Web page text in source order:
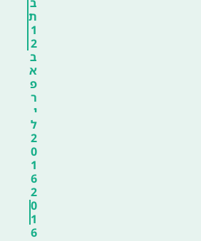
ת
1
2
ב
א
פ
ר
י
ל
2
0
1
6
2
0
1
6